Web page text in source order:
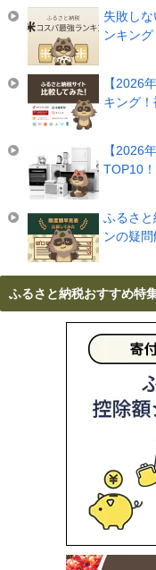
失敗し
ンキン
【2026
キング
【2026
TOP10
ふるさ
ンの疑問
ふるさと納税おすすめ特